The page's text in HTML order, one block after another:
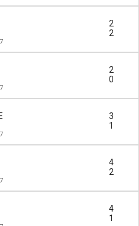
2
2
2
0
3
1
4
2
4
1